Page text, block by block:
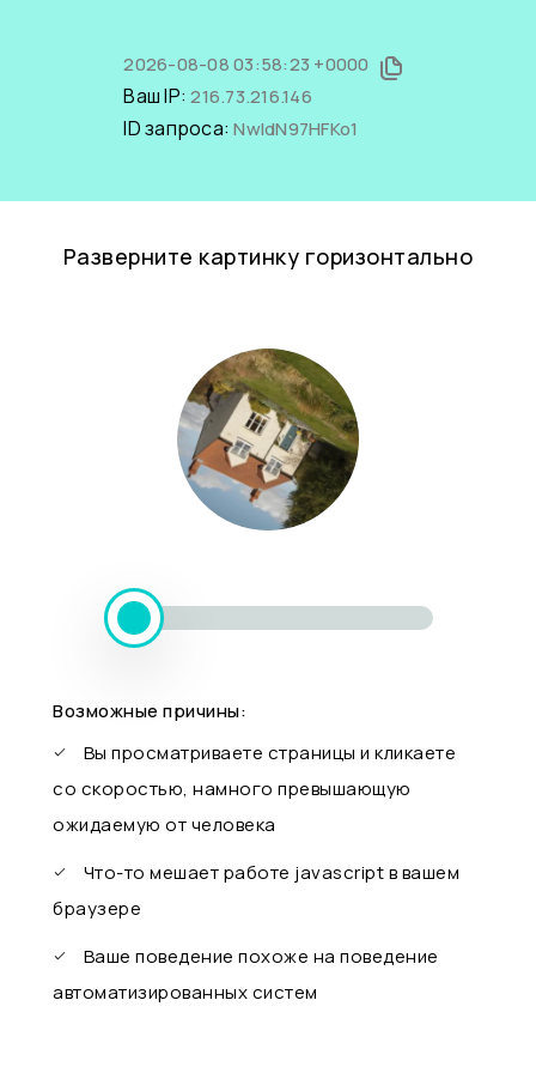
2026-08-08 03:58:23 +0000
Ваш IP:216.73.216.146
ID запроса:NwIdN97HFKo1
Разверните картинку горизонтально
Возможные причины:
Вы просматриваете страницы и кликаете
со скоростью, намного превышающую
ожидаемую от человека
Что-то мешает работе javascript в вашем
браузере
Ваше поведение похоже на поведение
автоматизированных систем